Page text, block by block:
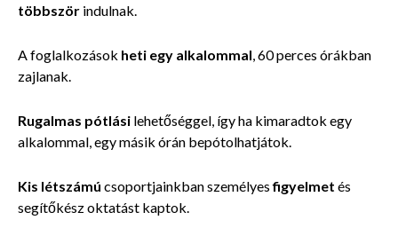
többször indulnak.
A foglalkozások heti egy alkalommal, 60 perces órákban
zajlanak.
Rugalmas pótlási lehetőséggel, így ha kimaradtok egy
alkalommal, egy másik órán bepótolhatjátok.
Kis létszámú csoportjainkban személyesfigyelmet és
segítőkész oktatást kaptok.